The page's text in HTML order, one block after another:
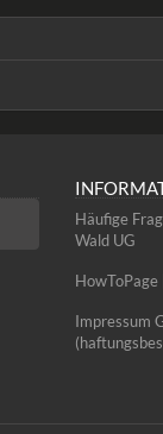
Häufige
Wald UG
Impressum